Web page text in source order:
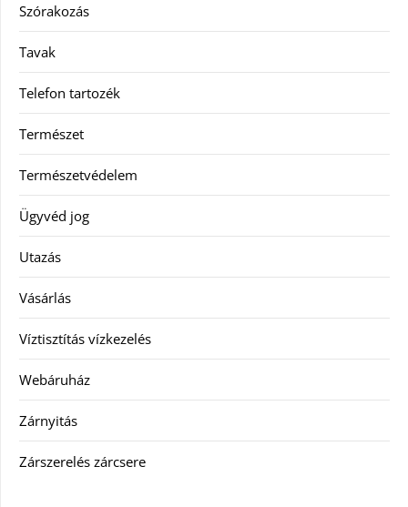
Szórakozás
Tavak
Telefon tartozék
Természet
Természetvédelem
Ügyvéd jog
Utazás
Vásárlás
Víztisztítás vízkezelés
Webáruház
Zárnyitás
Zárszerelés zárcsere